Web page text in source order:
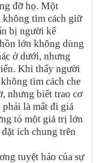
đỡ họ. Một
tìm cách giữ
bị người kế
lớn không dùng
ở dưới, nhưng
Khi thấy người
tìm cách che
nhưng biết trao cơ
là mất đi giá
tỏ một giá trị lớn
ích chung trên
tuyệt hảo của sự